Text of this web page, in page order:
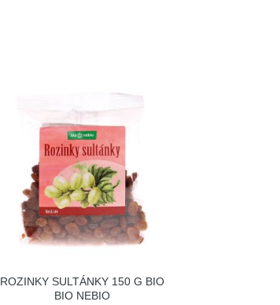
ROZINKY SULTÁNKY 150 G BIO
BIO NEBIO